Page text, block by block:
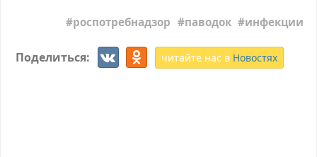
роспотребнадзор паводок инфекции
Поделиться: читайте нас в Новостях